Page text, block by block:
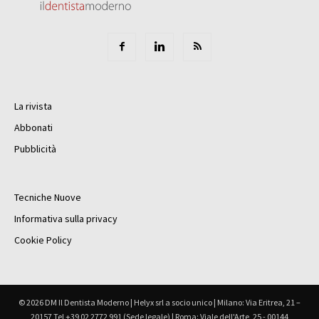
La rivista
Abbonati
Pubblicità
Tecniche Nuove
Informativa sulla privacy
Cookie Policy
© 2026 DM Il Dentista Moderno | Helyx srl a socio unico | Milano: Via Eritrea, 21 –
20157 Tel +39 02 2772 991 (Sede legale) | Roma: Viale dell'Arte, 25 - 00144